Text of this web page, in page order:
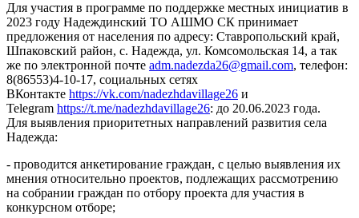
Для участия в программе по поддержке местных инициатив в
2023 году Надеждинский ТО АШМО СК принимает
предложения от населения по адресу: Ставропольский край,
Шпаковский район, с. Надежда, ул. Комсомольская 14, а так
же по электронной почте adm.nadezda26@gmail.com, телефон:
8(86553)4-10-17, социальных сетях
ВКонтакте https://vk.com/nadezhdavillage26 и
Telegram https://t.me/nadezhdavillage26: до 20.06.2023 года.
Для выявления приоритетных направлений развития села
Надежда:
- проводится анкетирование граждан, с целью выявления их
мнения относительно проектов, подлежащих рассмотрению
на собрании граждан по отбору проекта для участия в
конкурсном отборе;